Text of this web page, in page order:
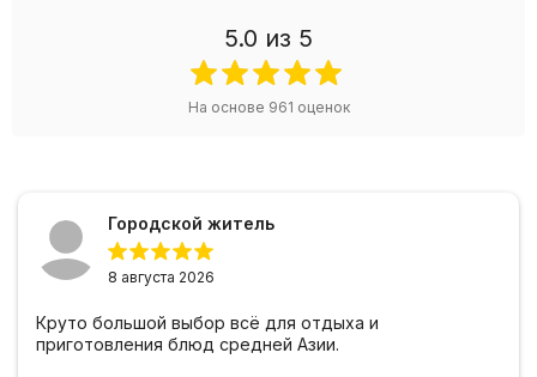
5.0 из 5
На основе 961 оценок
Городской житель
8 августа 2026
Круто большой выбор всё для отдыха и
приготовления блюд средней Азии.